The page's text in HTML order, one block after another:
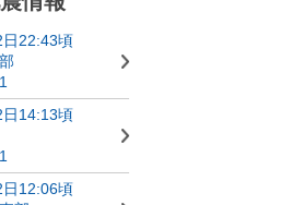
22:43頃
14:13頃
12:06頃